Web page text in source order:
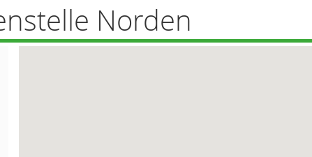
Norden